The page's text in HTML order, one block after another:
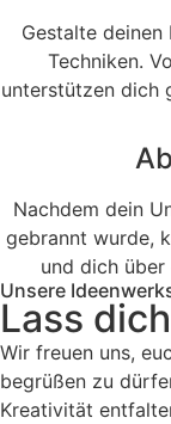
Gestalte deinen
Techniken.
unterstützen dich
Nachdem dein
gebrannt wurde,
und dich über
Unsere
Lass
Wir freuen uns,
begrüßen zu
Kreativität